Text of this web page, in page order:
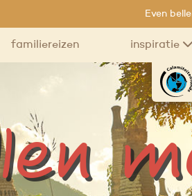
Even
familiereizen inspiratie